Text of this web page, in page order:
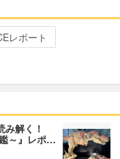
レポート
解く！
～』レポ…